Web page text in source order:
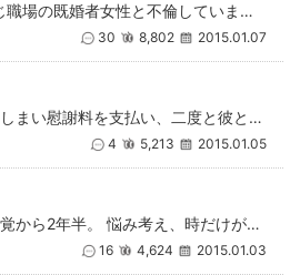
夫が半年ほど前から同じ職場の既婚者女性と不倫しています。お互い子供もいます。 携帯をみて不倫していることを知りました。何
30 8,802 2015.01.07
2年前に不倫が発覚してしまい慰謝料を支払い、二度と彼とは接触しない。と合意をしました。 そのときは、離婚せずに夫婦修復の
4 5,213 2015.01.05
結婚１2年。夫の不倫発覚から2年半。 悩み考え、時だけが過ぎてしまいました。夫が何を考え１年近く子供や私に話をしないのか
16 4,624 2015.01.03